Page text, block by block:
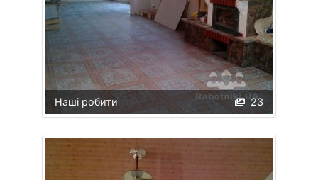
23
Наші робити